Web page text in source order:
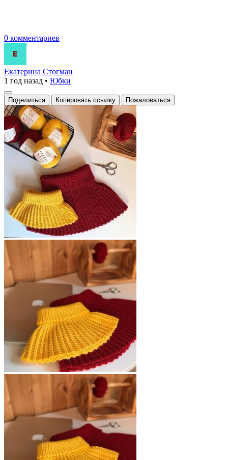
0 комментариев
Екатерина Стогман
1 год назад • Юбки
Поделиться Копировать ссылку Пожаловаться